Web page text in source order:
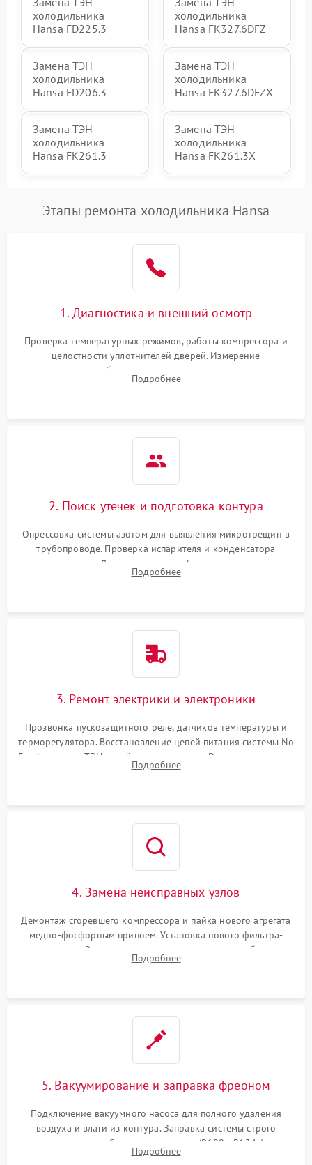
холодильника
Hansa FD225.3
холодильника
Hansa FK327.6DFZ
Замена ТЭН
холодильника
Hansa FD206.3
Замена ТЭН
холодильника
Hansa FK327.6DFZX
Замена ТЭН
холодильника
Hansa FK261.3
Замена ТЭН
холодильника
Hansa FK261.3X
Этапы ремонта холодильника Hansa
1. Диагностика и внешний осмотр
Проверка температурных режимов, работы компрессора и
целостности уплотнителей дверей. Измерение
сопротивления обмоток мотора, проверка термостата и
считывание кодов ошибок с электронного дисплея.
Подробнее
2. Поиск утечек и подготовка контура
Опрессовка системы азотом для выявления микротрещин в
трубопроводе. Проверка испарителя и конденсатора
течеискателем. Демонтаж старого фильтра-осушителя и
продувка капиллярной трубки для устранения засоров.
Подробнее
3. Ремонт электрики и электроники
Прозвонка пускозащитного реле, датчиков температуры и
терморегулятора. Восстановление цепей питания системы No
Frost, включая ТЭН оттайки и вентилятор. Ремонт или замена
платы управления при сбоях алгоритмов.
Подробнее
4. Замена неисправных узлов
Демонтаж сгоревшего компрессора и пайка нового агрегата
медно-фосфорным припоем. Установка нового фильтра-
осушителя. Замена изношенных вентиляторов обдува,
сломанных заслонок или поврежденных дверных петель.
Подробнее
5. Вакуумирование и заправка фреоном
Подключение вакуумного насоса для полного удаления
воздуха и влаги из контура. Заправка системы строго
дозированным объемом хладагента (R600a, R134a) по
электронным весам. Контроль рабочего давления в системе.
Подробнее